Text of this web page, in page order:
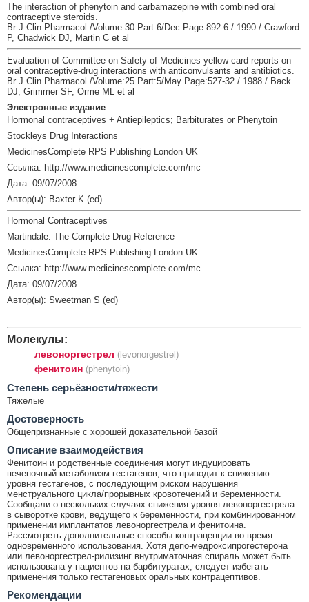
The interaction of phenytoin and carbamazepine with combined oral
contraceptive steroids.
Br J Clin Pharmacol /Volume:30 Part:6/Dec Page:892-6 / 1990 / Crawford
P, Chadwick DJ, Martin C et al
Evaluation of Committee on Safety of Medicines yellow card reports on
oral contraceptive-drug interactions with anticonvulsants and antibiotics.
Br J Clin Pharmacol /Volume:25 Part:5/May Page:527-32 / 1988 / Back
DJ, Grimmer SF, Orme ML et al
Электронные издание
Hormonal contraceptives + Antiepileptics; Barbiturates or Phenytoin
Stockleys Drug Interactions
MedicinesComplete RPS Publishing London UK
Ссылка: http://www.medicinescomplete.com/mc
Дата: 09/07/2008
Автор(ы): Baxter K (ed)
Hormonal Contraceptives
Martindale: The Complete Drug Reference
MedicinesComplete RPS Publishing London UK
Ссылка: http://www.medicinescomplete.com/mc
Дата: 09/07/2008
Автор(ы): Sweetman S (ed)
Молекулы:
левоноргестрел (levonorgestrel)
фенитоин (phenytoin)
Cтепень серьёзности/тяжести
Тяжелые
Достоверность
Общепризнанные с хорошей доказательной базой
Описание взаимодействия
Фенитоин и родственные соединения могут индуцировать
печеночный метаболизм гестагенов, что приводит к снижению
уровня гестагенов, с последующим риском нарушения
менструального цикла/прорывных кровотечений и беременности.
Сообщали о нескольких случаях снижения уровня левоноргестрела
в сыворотке крови, ведущего к беременности, при комбинированном
применении имплантатов левоноргестрела и фенитоина.
Рассмотреть дополнительные способы контрацепции во время
одновременного использования. Хотя депо-медроксипрогестерона
или левоноргестрел-рилизинг внутриматочная спираль может быть
использована у пациентов на барбитуратах, следует избегать
применения только гестагеновых оральных контрацептивов.
Рекомендации